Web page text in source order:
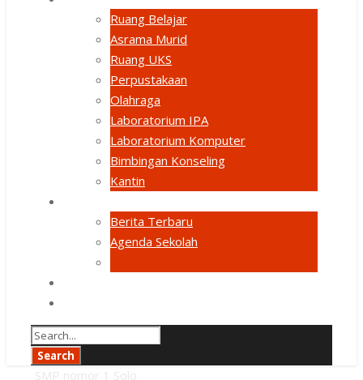
Ruang Belajar
Asrama Murid
Ruang UKS
Perpustakaan
Olahraga
Laboratorium IPA
Laboratorium Komputer
Bimbingan Konseling
Kantin
Berita Terbaru
Agenda Sekolah